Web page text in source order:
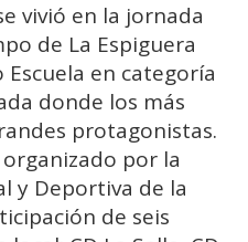
vivió en la jornada
de La Espiguera
en categoría
donde los más
protagonistas.
por la
y Deportiva de la
de seis